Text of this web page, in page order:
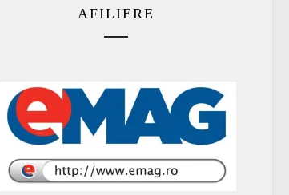
AFILIERE